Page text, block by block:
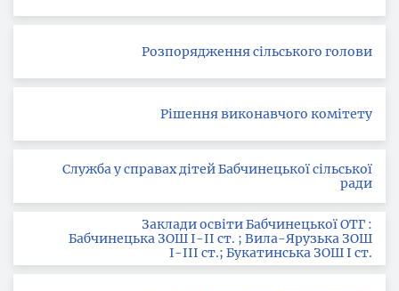
Розпорядження сільського голови
Рішення виконавчого комітету
Служба у справах дітей Бабчинецької сільської
ради
Заклади освіти Бабчинецької ОТГ :
Бабчинецька ЗОШ І-ІІ ст. ; Вила-Ярузька ЗОШ
І-ІІІ ст.; Букатинська ЗОШ І ст.